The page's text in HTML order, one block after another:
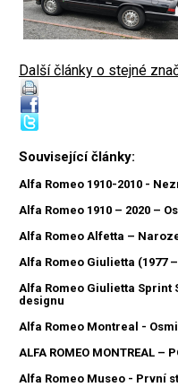
Další články o stejné
Související články:
Alfa Romeo 1910-2010 -
Alfa Romeo 1910 – 2020 –
Alfa Romeo Alfetta –
Alfa Romeo Giulietta (1977
Alfa Romeo Giulietta Sprint
designu
Alfa Romeo Montreal -
ALFA ROMEO MONTREAL –
Alfa Romeo Museo - První